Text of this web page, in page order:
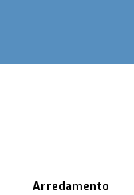
Arredamento